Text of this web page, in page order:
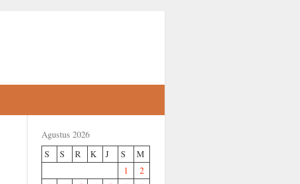
Agustus 2026
S
S R K J S
M
1
2